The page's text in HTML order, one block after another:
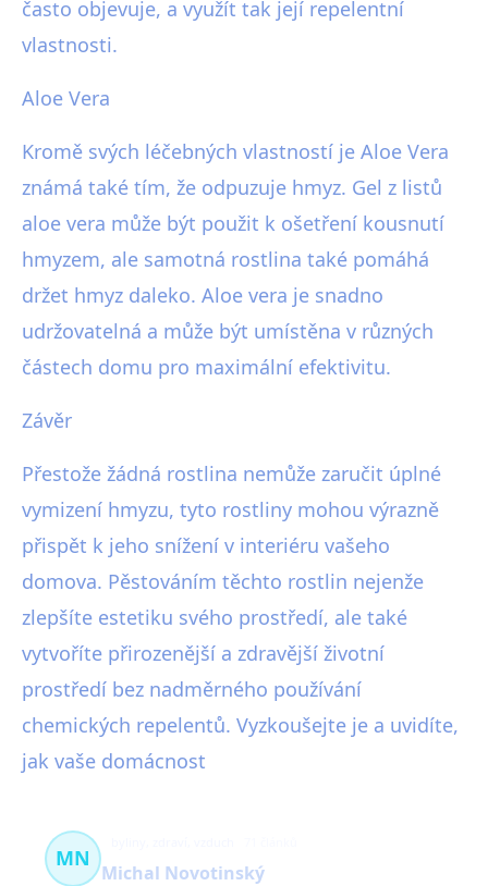
často objevuje, a využít tak její repelentní
vlastnosti.
Aloe Vera
Kromě svých léčebných vlastností je Aloe Vera
známá také tím, že odpuzuje hmyz. Gel z listů
aloe vera může být použit k ošetření kousnutí
hmyzem, ale samotná rostlina také pomáhá
držet hmyz daleko. Aloe vera je snadno
udržovatelná a může být umístěna v různých
částech domu pro maximální efektivitu.
Závěr
Přestože žádná rostlina nemůže zaručit úplné
vymizení hmyzu, tyto rostliny mohou výrazně
přispět k jeho snížení v interiéru vašeho
domova. Pěstováním těchto rostlin nejenže
zlepšíte estetiku svého prostředí, ale také
vytvoříte přirozenější a zdravější životní
prostředí bez nadměrného používání
chemických repelentů. Vyzkoušejte je a uvidíte,
jak vaše domácnost
MN
Michal Novotinský